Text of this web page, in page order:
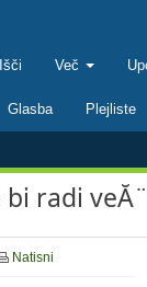
Išči Več
Glasba Plejliste
radi
Natisni